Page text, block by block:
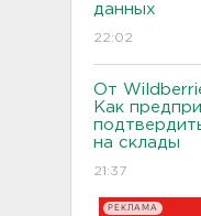
данных
22:02
От
Как
на склады
21:37
РЕКЛАМА